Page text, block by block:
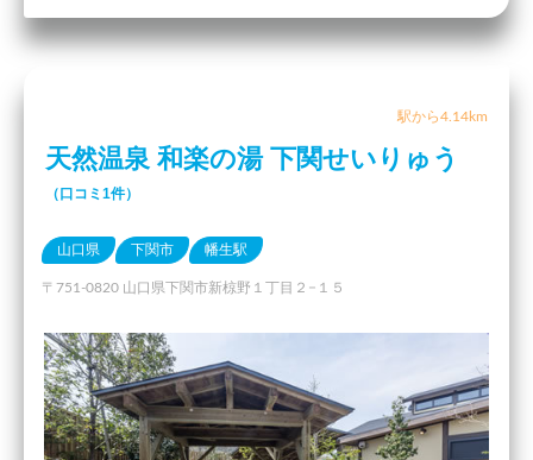
駅から4.14km
天然温泉 和楽の湯 下関せいりゅう
（口コミ1件）
山口県 下関市 幡生駅
〒751-0820 山口県下関市新椋野１丁目２−１５